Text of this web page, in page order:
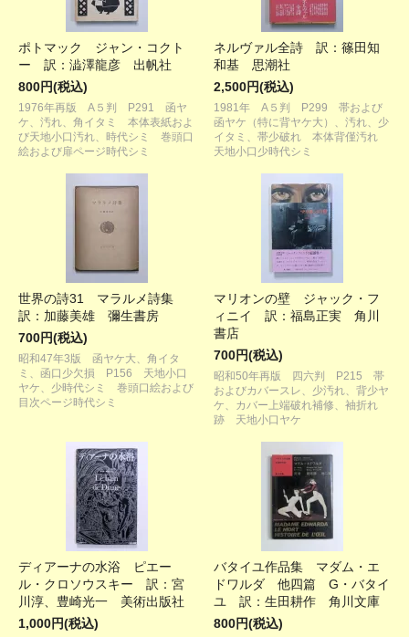
ポトマック ジャン・コクト
ー 訳：澁澤龍彦 出帆社
800円(税込)
1976年再版 A５判 P291 函ヤ
ケ、汚れ、角イタミ 本体表紙およ
び天地小口汚れ、時代シミ 巻頭口
絵および扉ページ時代シミ
ネルヴァル全詩 訳：篠田知
和基 思潮社
2,500円(税込)
1981年 A５判 P299 帯および
函ヤケ（特に背ヤケ大）、汚れ、少
イタミ、帯少破れ 本体背僅汚れ
天地小口少時代シミ
世界の詩31 マラルメ詩集
訳：加藤美雄 彌生書房
700円(税込)
昭和47年3版 函ヤケ大、角イタ
ミ、函口少欠損 P156 天地小口
ヤケ、少時代シミ 巻頭口絵および
目次ページ時代シミ
マリオンの壁 ジャック・フ
ィニイ 訳：福島正実 角川
書店
700円(税込)
昭和50年再版 四六判 P215 帯
およびカバースレ、少汚れ、背少ヤ
ケ、カバー上端破れ補修、袖折れ
跡 天地小口ヤケ
ディアーナの水浴 ピエー
ル・クロソウスキー 訳：宮
川淳、豊崎光一 美術出版社
1,000円(税込)
バタイユ作品集 マダム・エ
ドワルダ 他四篇 G・バタイ
ユ 訳：生田耕作 角川文庫
800円(税込)